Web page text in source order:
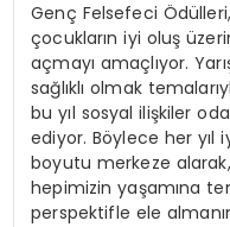
Genç Felsefeci
çocukların iyi oluş
açmayı amaçlıyor.
sağlıklı olmak
bu yıl sosyal ilişkiler
ediyor. Böylece her yıl
boyutu merkeze
hepimizin yaşamına
perspektifle ele